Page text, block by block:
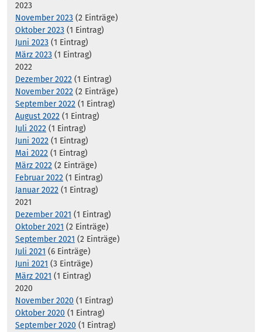
2023
November 2023 (2 Einträge)
Oktober 2023 (1 Eintrag)
Juni 2023 (1 Eintrag)
März 2023 (1 Eintrag)
2022
Dezember 2022 (1 Eintrag)
November 2022 (2 Einträge)
September 2022 (1 Eintrag)
August 2022 (1 Eintrag)
Juli 2022 (1 Eintrag)
Juni 2022 (1 Eintrag)
Mai 2022 (1 Eintrag)
März 2022 (2 Einträge)
Februar 2022 (1 Eintrag)
Januar 2022 (1 Eintrag)
2021
Dezember 2021 (1 Eintrag)
Oktober 2021 (2 Einträge)
September 2021 (2 Einträge)
Juli 2021 (6 Einträge)
Juni 2021 (3 Einträge)
März 2021 (1 Eintrag)
2020
November 2020 (1 Eintrag)
Oktober 2020 (1 Eintrag)
September 2020 (1 Eintrag)